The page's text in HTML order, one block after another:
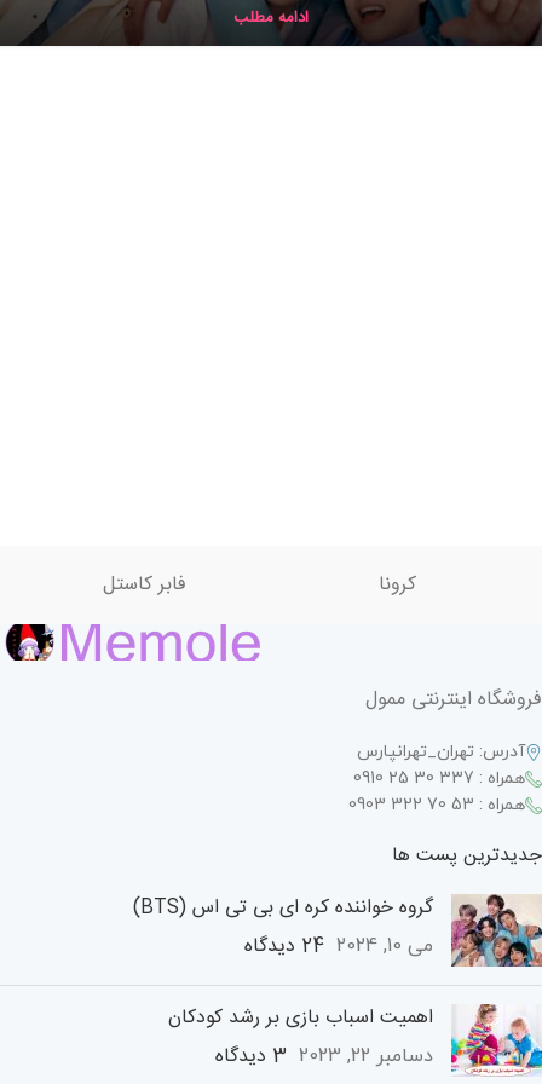
ادامه مطلب
کرونا فابر کاستل
فروشگاه اینترنتی ممول
آدرس: تهران_تهرانپارس
همراه : 337 30 25 0910
همراه : 53 70 322 0903
جدیدترین پست ها
گروه خواننده کره ای بی تی اس (BTS)
می 10, 2024 24 دیدگاه
اهمیت اسباب بازی بر رشد کودکان
دسامبر 22, 2023
3 دیدگاه